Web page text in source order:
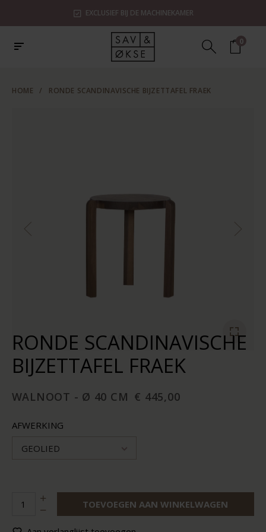
EXCLUSIEF BIJ DE MACHINEKAMER
0
HOME / RONDE SCANDINAVISCHE BIJZETTAFEL FRAEK
RONDE SCANDINAVISCHE
BIJZETTAFEL FRAEK
WALNOOT - Ø 40 CM € 445,00
AFWERKING
GEOLIED
TOEVOEGEN AAN WINKELWAGEN